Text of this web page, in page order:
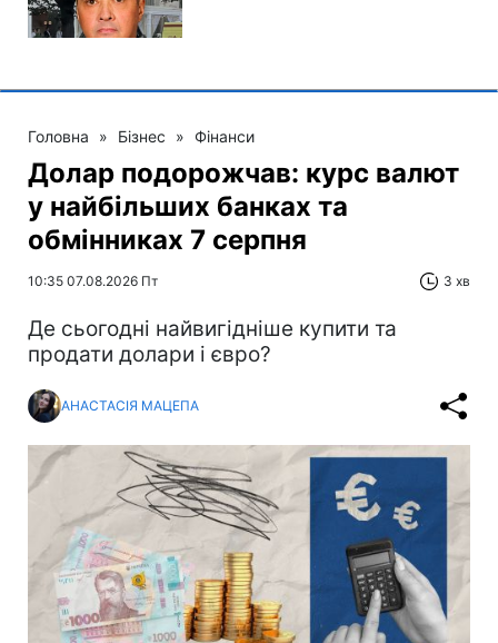
Головна » Бізнес » Фінанси
Долар подорожчав: курс валют
у найбільших банках та
обмінниках 7 серпня
10:35 07.08.2026 Пт 3 хв
Де сьогодні найвигідніше купити та
продати долари і євро?
АНАСТАСІЯ МАЦЕПА